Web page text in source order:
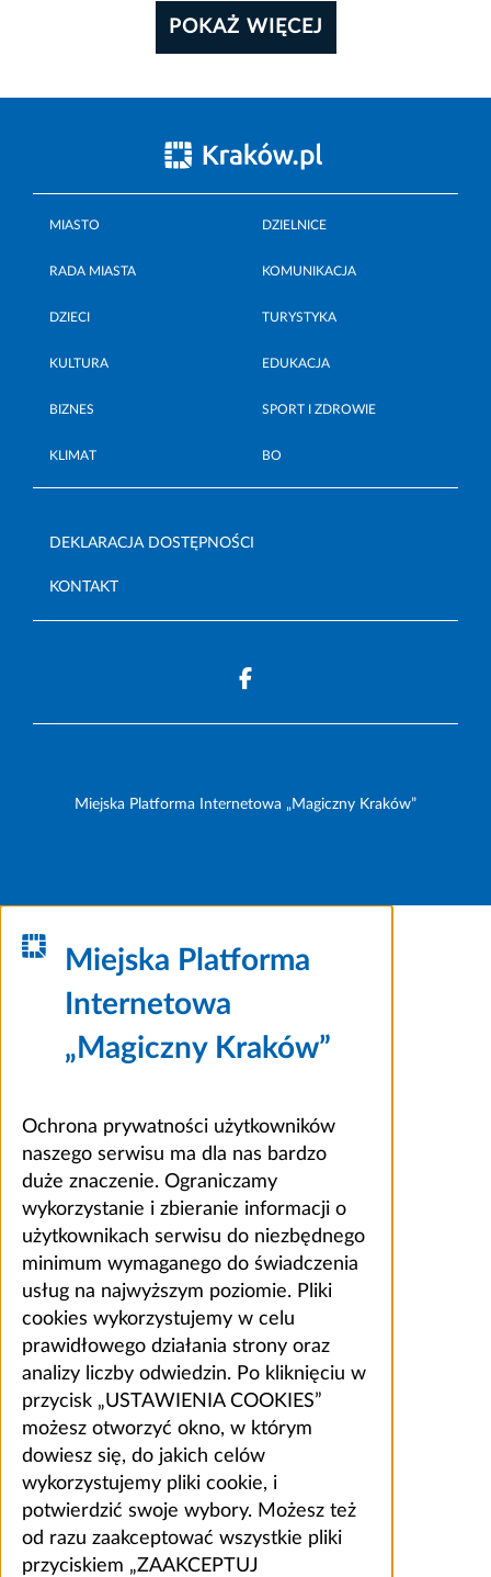
POKAŻ WIĘCEJ
MIASTO DZIELNICE
RADA MIASTA KOMUNIKACJA
DZIECI TURYSTYKA
KULTURA EDUKACJA
BIZNES SPORT I ZDROWIE
KLIMAT BO
DEKLARACJA DOSTĘPNOŚCI
KONTAKT
Miejska Platforma Internetowa „Magiczny Kraków”
Miejska Platforma
Internetowa
„Magiczny Kraków”
Ochrona prywatności użytkowników
naszego serwisu ma dla nas bardzo
duże znaczenie. Ograniczamy
wykorzystanie i zbieranie informacji o
użytkownikach serwisu do niezbędnego
minimum wymaganego do świadczenia
usług na najwyższym poziomie. Pliki
cookies wykorzystujemy w celu
prawidłowego działania strony oraz
analizy liczby odwiedzin. Po kliknięciu w
przycisk „USTAWIENIA COOKIES”
możesz otworzyć okno, w którym
dowiesz się, do jakich celów
wykorzystujemy pliki cookie, i
potwierdzić swoje wybory. Możesz też
od razu zaakceptować wszystkie pliki
przyciskiem „ZAAKCEPTUJ